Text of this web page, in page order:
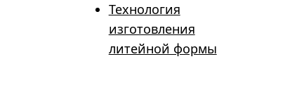
Технология
изготовления
литейной формы